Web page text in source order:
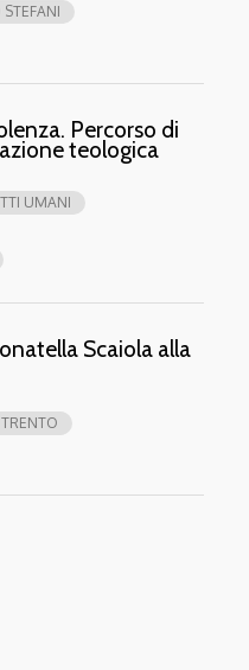
STEFANI
Percorso di
teologica
UMANI
Scaiola alla